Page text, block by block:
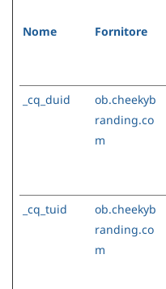
Nome Fornitore
_cq_duid
ob.cheekyb
randing.co
m
_cq_tuid
ob.cheekyb
randing.co
m